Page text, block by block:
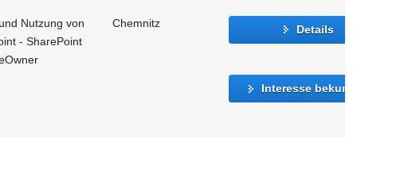
Nutzung von
- SharePoint
Chemnitz Details
Interesse bekunden